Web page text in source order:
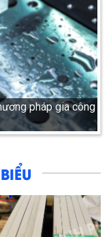
pháp gia công